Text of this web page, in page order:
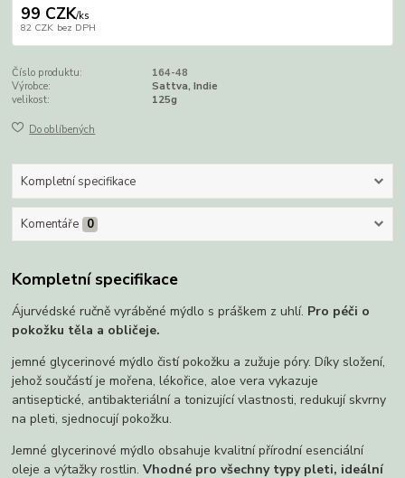
99 CZK/ks
82 CZK bez DPH
Číslo produktu:
164-48
Výrobce:
Sattva, Indie
velikost:
125g
Do oblíbených
Kompletní specifikace
Komentáře 0
Kompletní specifikace
Ájurvédské ručně vyráběné mýdlo s práškem z uhlí. Pro péči o
pokožku těla a obličeje.
jemné glycerinové mýdlo čistí pokožku a zužuje póry. Díky složení,
jehož součástí je mořena, lékořice, aloe vera vykazuje
antiseptické, antibakteriální a tonizující vlastnosti, redukují skvrny
na pleti, sjednocují pokožku.
Jemné glycerinové mýdlo obsahuje kvalitní přírodní esenciální
oleje a výtažky rostlin.Vhodné pro všechny typy pleti, ideální